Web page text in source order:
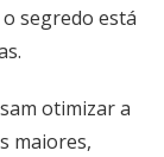
segredo está
otimizar a
maiores,